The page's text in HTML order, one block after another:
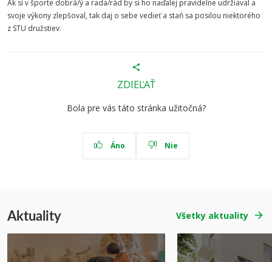
Ak si v športe dobrá/ý a rada/rád by si ho naďalej pravidelne udržiaval a
svoje výkony zlepšoval, tak daj o sebe vedieť a staň sa posilou niektorého
z STU družstiev.
ZDIEĽAŤ
Bola pre vás táto stránka užitočná?
Áno Nie
Aktuality Všetky aktuality